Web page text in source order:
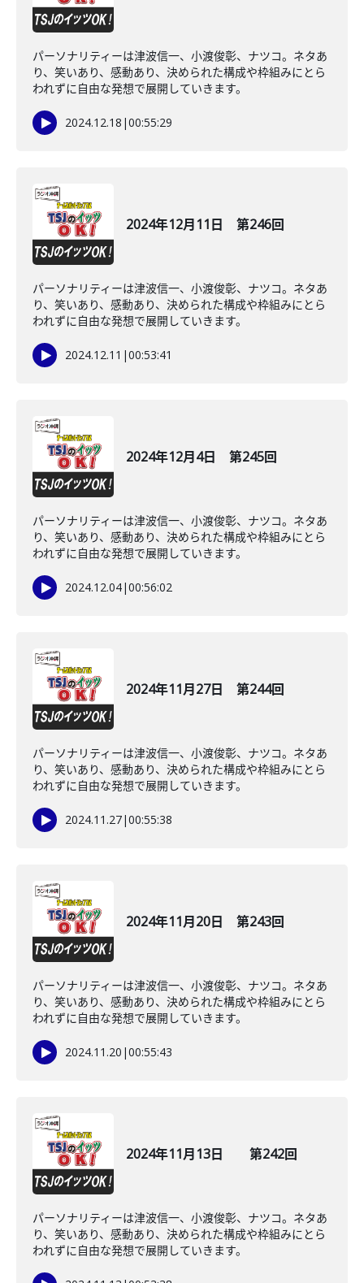
パーソナリティーは津波信一、小渡俊彰、ナツコ。ネタあ
り、笑いあり、感動あり、決められた構成や枠組みにとら
われずに自由な発想で展開していきます。
2024.12.18 |00:55:29
2024年12月11日 第246回
パーソナリティーは津波信一、小渡俊彰、ナツコ。ネタあ
り、笑いあり、感動あり、決められた構成や枠組みにとら
われずに自由な発想で展開していきます。
2024.12.11 |00:53:41
2024年12月4日 第245回
パーソナリティーは津波信一、小渡俊彰、ナツコ。ネタあ
り、笑いあり、感動あり、決められた構成や枠組みにとら
われずに自由な発想で展開していきます。
2024.12.04|00:56:02
2024年11月27日 第244回
パーソナリティーは津波信一、小渡俊彰、ナツコ。ネタあ
り、笑いあり、感動あり、決められた構成や枠組みにとら
われずに自由な発想で展開していきます。
2024.11.27|00:55:38
2024年11月20日 第243回
パーソナリティーは津波信一、小渡俊彰、ナツコ。ネタあ
り、笑いあり、感動あり、決められた構成や枠組みにとら
われずに自由な発想で展開していきます。
2024.11.20 |00:55:43
2024年11月13日 第242回
パーソナリティーは津波信一、小渡俊彰、ナツコ。ネタあ
り、笑いあり、感動あり、決められた構成や枠組みにとら
われずに自由な発想で展開していきます。